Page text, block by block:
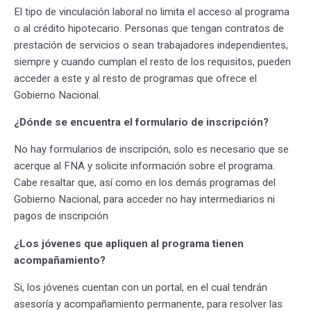
El tipo de vinculación laboral no limita el acceso al programa
o al crédito hipotecario. Personas que tengan contratos de
prestación de servicios o sean trabajadores independientes,
siempre y cuando cumplan el resto de los requisitos, pueden
acceder a este y al resto de programas que ofrece el
Gobierno Nacional.
¿Dónde se encuentra el formulario de inscripción?
No hay formularios de inscripción, solo es necesario que se
acerque al FNA y solicite información sobre el programa.
Cabe resaltar que, así como en los demás programas del
Gobierno Nacional, para acceder no hay intermediarios ni
pagos de inscripción
¿Los jóvenes que apliquen al programa tienen
acompañamiento?
Si, los jóvenes cuentan con un portal, en el cual tendrán
asesoría y acompañamiento permanente, para resolver las